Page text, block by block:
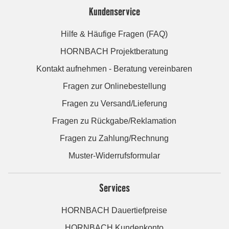
Kundenservice
Hilfe & Häufige Fragen (FAQ)
HORNBACH Projektberatung
Kontakt aufnehmen - Beratung vereinbaren
Fragen zur Onlinebestellung
Fragen zu Versand/Lieferung
Fragen zu Rückgabe/Reklamation
Fragen zu Zahlung/Rechnung
Muster-Widerrufsformular
Services
HORNBACH Dauertiefpreise